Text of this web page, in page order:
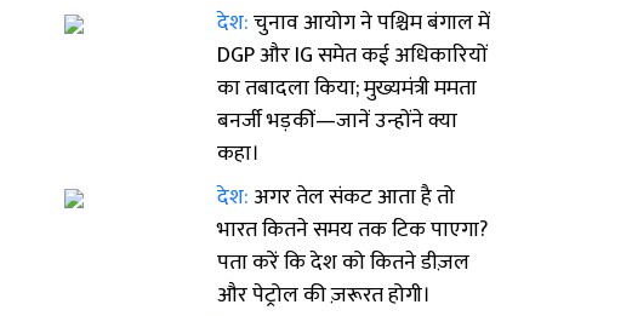
देश:चुनाव आयोग ने पश्चिम बंगाल में
DGP और IG समेत कई अधिकारियों
का तबादला किया; मुख्यमंत्री ममता
बनर्जी भड़कीं—जानें उन्होंने क्या
कहा।
देश: अगर तेल संकट आता है तो
भारत कितने समय तक टिक पाएगा?
पता करें कि देश को कितने डीज़ल
और पेट्रोल की ज़रूरत होगी।